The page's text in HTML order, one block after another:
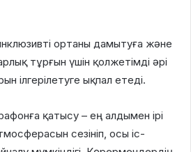
ортаны дамытуға және
тұрғын үшін қолжетімді әрі
ілгерілетуге ықпал етеді.
қатысу – ең алдымен ірі
сезініп, осы іс-